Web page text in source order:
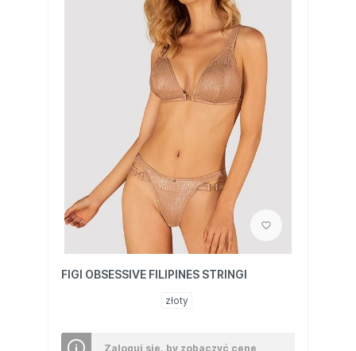
FIGI OBSESSIVE FILIPINES STRINGI
złoty
Zaloguj się, by zobaczyć cenę